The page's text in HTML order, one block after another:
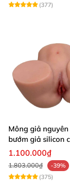
(377)
Mông giả
bướm giả silicon
giá rẻ hotgirl
1.100.000₫
1.803.000₫
-39%
(375)